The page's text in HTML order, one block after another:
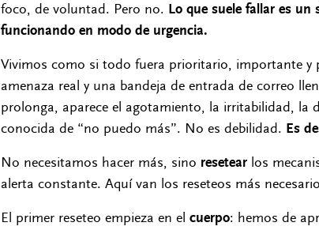
foco, de voluntad. Pero no. Lo que suele fallar es un
funcionando en modo de urgencia.
Vivimos como si todo fuera prioritario, importante y
amenaza real y una bandeja de entrada de correo
prolonga, aparece el agotamiento, la irritabilidad, la
conocida de “no puedo más”. No es debilidad. Es
No necesitamos hacer más, sino resetearlos
alerta constante. Aquí van los reseteos más
El primer reseteo empieza en el cuerpo: hemos de